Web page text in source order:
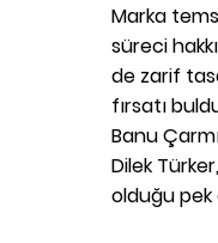
Marka
süreci
de zarif
fırsatı
Banu
Dilek
olduğu pek